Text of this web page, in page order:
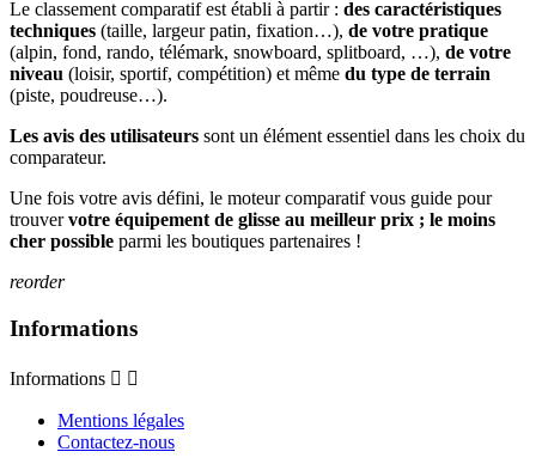
Le classement comparatif est établi à partir : des caractéristiques
techniques (taille, largeur patin, fixation…), de votre pratique
(alpin, fond, rando, télémark, snowboard, splitboard, …), de votre
niveau (loisir, sportif, compétition) et même du type de terrain
(piste, poudreuse…).
Les avis des utilisateurs sont un élément essentiel dans les choix du
comparateur.
Une fois votre avis défini, le moteur comparatif vous guide pour
trouvervotre équipement de glisse au meilleur prix ; le moins
cher possible parmi les boutiques partenaires !
reorder
Informations
Informations  
Mentions légales
Contactez-nous